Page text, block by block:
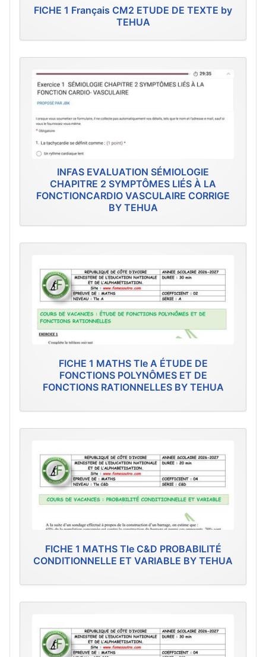
FICHE 1 Français CM2 ETUDE DE TEXTE by
TEHUA
INFAS EVALUATION SÉMIOLOGIE
CHAPITRE 2 SYMPTÔMES LIÉS À LA
FONCTIONCARDIO VASCULAIRE CORRIGE
BY TEHUA
FICHE 1 MATHS Tle A ÉTUDE DE
FONCTIONS POLYNÔMES ET DE
FONCTIONS RATIONNELLES BY TEHUA
FICHE 1 MATHS Tle C&D PROBABILITÉ
CONDITIONNELLE ET VARIABLE BY TEHUA